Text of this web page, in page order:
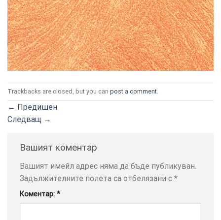
Trackbacks are closed, but you can post a comment
← Предишен
Следващ →
Вашият коментар
Вашият имейл адрес няма да бъде публикуван.
Задължителните полета са отбелязани с *
Коментар: *
× ТОЗИ
САЙТ
ИЗПОЛЗВА
ПОВЕЧЕ
ИНФОРМАЦИЯ
МОЖЕТЕ
НАМЕРИТЕ
УСЛУГИ